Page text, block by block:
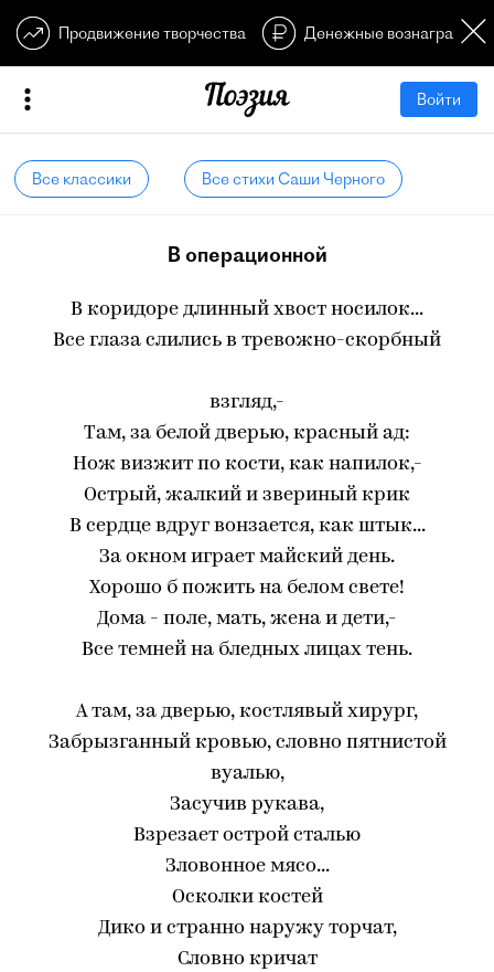
Продвижение творчества Денежные
Войти
Все классики Все стихи Саши Черного
В операционной
В коридоре длинный хвост носилок...
Все глаза слились в тревожно-скорбный
взгляд,-
Там, за белой дверью, красный ад:
Нож визжит по кости, как напилок,-
Острый, жалкий и звериный крик
В сердце вдруг вонзается, как штык...
За окном играет майский день.
Хорошо б пожить на белом свете!
Дома - поле, мать, жена и дети,-
Все темней на бледных лицах тень.
А там, за дверью, костлявый хирург,
Забрызганный кровью, словно пятнистой
вуалью,
Засучив рукава,
Взрезает острой сталью
Зловонное мясо...
Осколки костей
Дико и странно наружу торчат,
Словно кричат